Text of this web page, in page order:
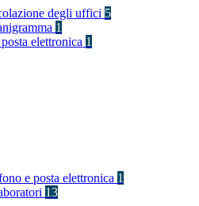
degli uffici 5
1
elettronica 1
e posta elettronica 1
13